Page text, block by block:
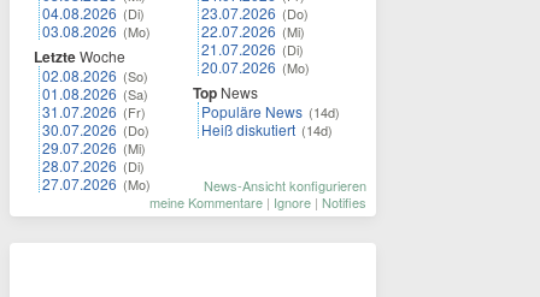
04.08.2026 (Di)
03.08.2026 (Mo)
LetzteWoche
02.08.2026 (So)
01.08.2026 (Sa)
31.07.2026 (Fr)
30.07.2026 (Do)
29.07.2026 (Mi)
28.07.2026 (Di)
27.07.2026 (Mo)
23.07.2026 (Do)
22.07.2026 (Mi)
21.07.2026 (Di)
20.07.2026 (Mo)
Top News
Populäre News (14d)
Heiß diskutiert (14d)
News-Ansicht konfigurieren
meine Kommentare | Ignore | Notifies